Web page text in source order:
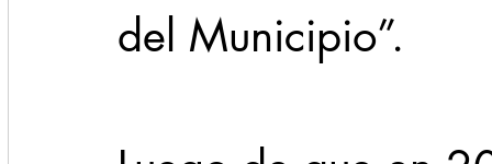
del Municipio”.